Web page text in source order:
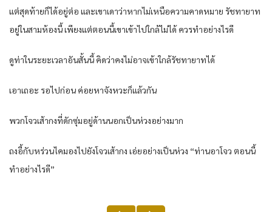
แต่สุดท้ายก็ได้อยู่ต่อ และเขาเดาว่าหากไม่เหนือความคาดหมาย รัชทายาท
อยู่ในสามห้องนี้ เพียงแต่ตอนนี้เขาเข้าไปใกล้ไม่ได้ ควรทำอย่างไรดี
ดูท่าในระยะเวลาอันสั้นนี้ คิดว่าคงไม่อาจเข้าใกล้รัชทายาทได้
เอาเถอะ รอไปก่อน ค่อยหาจังหวะก็แล้วกัน
พวกโจวเส้ากงที่ดักซุ่มอยู่ด้านนอกเป็นห่วงอย่างมาก
ถงอี้กับหร่วนไคมองไปยังโจวเส้ากง เอ่ยอย่างเป็นห่วง “ท่านอาโจว ตอนนี้
ทำอย่างไรดี”